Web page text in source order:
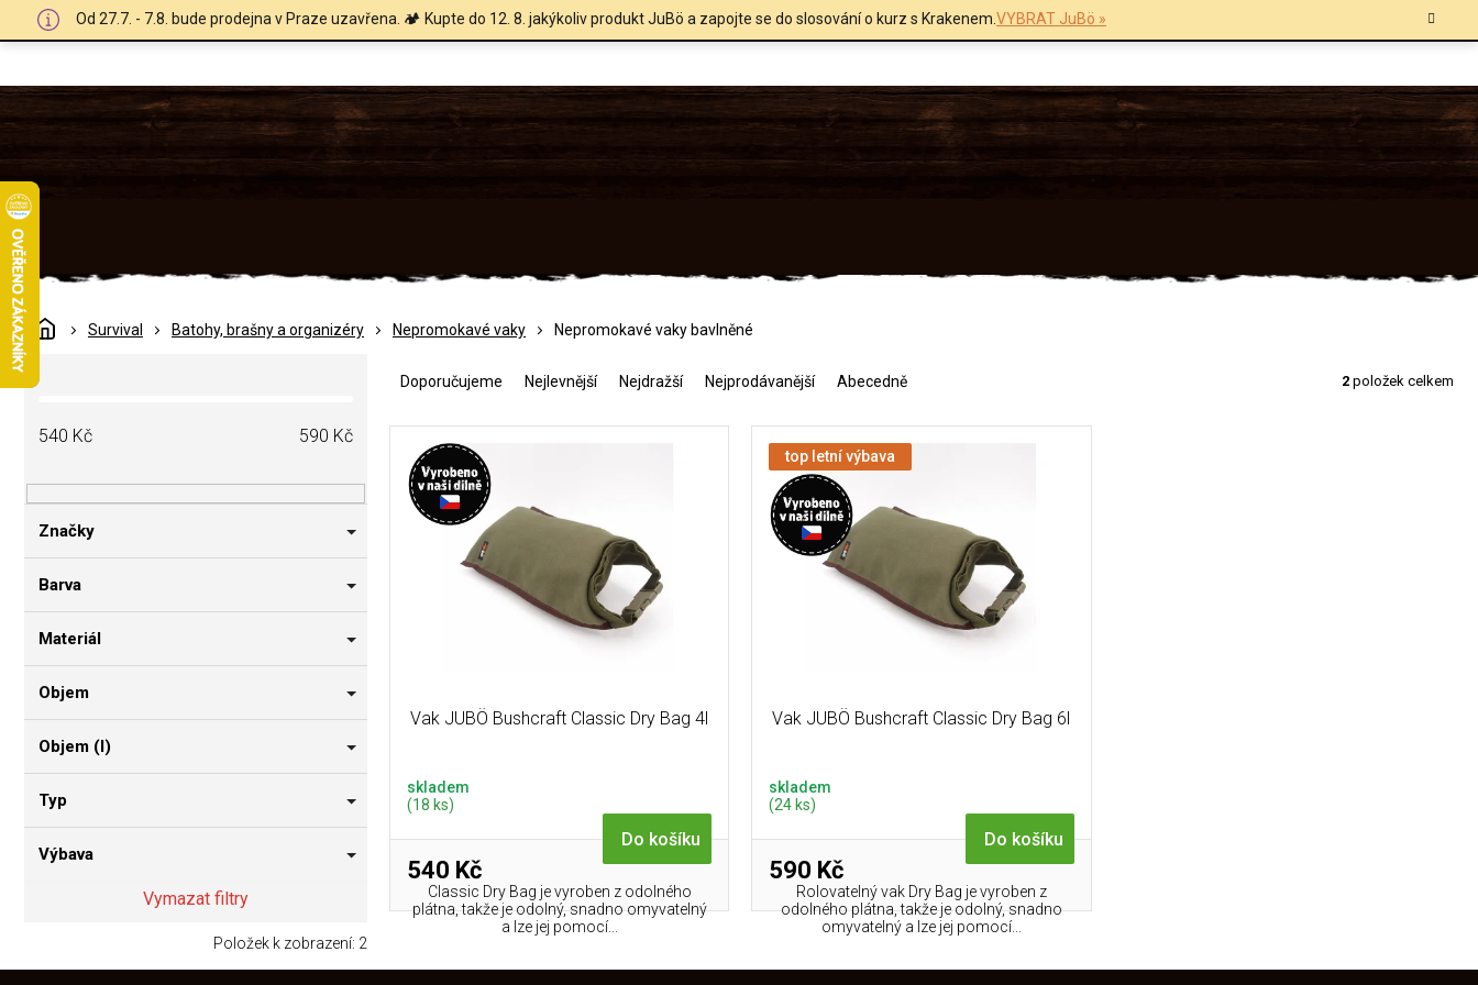
Od 27.7. - 7.8. bude prodejna v Praze uzavřena. 🏕️ Kupte do 12. 8. jakýkoliv produkt JuBö a zapojte se do slosování o kurz s Krakenem.VYBRAT JuBö »
DomůSurvival Batohy, brašny a organizéry Nepromokavé vaky Nepromokavé vaky bavlněné
P
o
a
n
í
a
540 Kč 590 Kč
Značky
Barva
Materiál
Objem
Objem (l)
Typ
Výbava
Vymazat filtry
Položek k zobrazení: 2
e
Doporučujeme Nejlevnější Nejdražší Nejprodávanější Abecedně 2 položek celkem
Vak JUBÖ Bushcraft Classic Dry Bag 4l
skladem
(18 ks)
540 Kč
Do košíku
Classic Dry Bag je vyroben z odolného
plátna, takže je odolný, snadno omyvatelný
a lze jej pomocí...
top letní výbava
Vak JUBÖ Bushcraft Classic Dry Bag 6l
skladem
(24 ks)
590 Kč
Do košíku
Rolovatelný vak Dry Bag je vyroben z
odolného plátna, takže je odolný, snadno
omyvatelný a lze jej pomocí...
O